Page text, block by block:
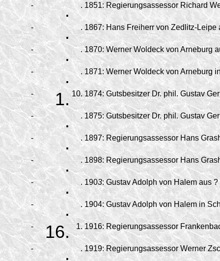
- . . 1851: Regierungsassessor Richard
- . . 1867: Hans Freiherr von Zedlitz-Leipe
- . . 1870: Werner Woldeck von Arneburg
- . . 1871: Werner Woldeck von Arneburg
- 1. 10. 1874: Gutsbesitzer Dr. phil. Gustav
- . . 1875: Gutsbesitzer Dr. phil. Gustav
- . . 1897: Regierungsassessor Hans
- . . 1898: Regierungsassessor Hans
- . . 1903: Gustav Adolph von Halem aus
- . . 1904: Gustav Adolph von Halem in
- 16. 1. 1916: Regierungsassessor
- . . 1919: Regierungsassessor Werner